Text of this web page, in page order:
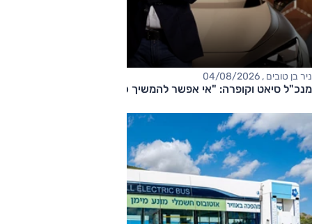
ניר בן טובים , 04/08/2026
מנכ"ל סיאט וקופרה: "אי אפשר להמשיך כך"